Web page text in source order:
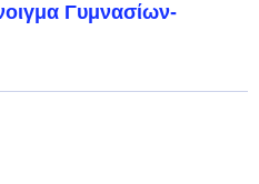
Γυμνασίων-